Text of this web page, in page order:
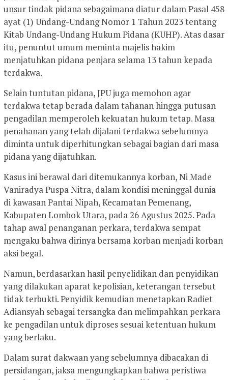
unsur tindak pidana sebagaimana diatur dalam Pasal 458
ayat (1) Undang-Undang Nomor 1 Tahun 2023 tentang
Kitab Undang-Undang Hukum Pidana (KUHP). Atas dasar
itu, penuntut umum meminta majelis hakim
menjatuhkan pidana penjara selama 13 tahun kepada
terdakwa.
Selain tuntutan pidana, JPU juga memohon agar
terdakwa tetap berada dalam tahanan hingga putusan
pengadilan memperoleh kekuatan hukum tetap. Masa
penahanan yang telah dijalani terdakwa sebelumnya
diminta untuk diperhitungkan sebagai bagian dari masa
pidana yang dijatuhkan.
Kasus ini berawal dari ditemukannya korban, Ni Made
Vaniradya Puspa Nitra, dalam kondisi meninggal dunia
di kawasan Pantai Nipah, Kecamatan Pemenang,
Kabupaten Lombok Utara, pada 26 Agustus 2025. Pada
tahap awal penanganan perkara, terdakwa sempat
mengaku bahwa dirinya bersama korban menjadi korban
aksi begal.
Namun, berdasarkan hasil penyelidikan dan penyidikan
yang dilakukan aparat kepolisian, keterangan tersebut
tidak terbukti. Penyidik kemudian menetapkan Radiet
Adiansyah sebagai tersangka dan melimpahkan perkara
ke pengadilan untuk diproses sesuai ketentuan hukum
yang berlaku.
Dalam surat dakwaan yang sebelumnya dibacakan di
persidangan, jaksa mengungkapkan bahwa peristiwa